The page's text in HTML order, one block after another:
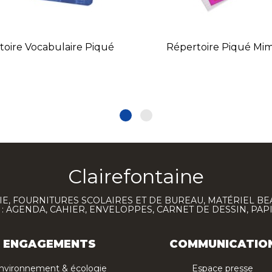
Vocabulaire Piqué
Répertoire Piqué
Clairefontaine
FOURNITURES SCOLAIRES ET DE BUREAU, MATÉRIEL
AGENDA, CAHIER, ENVELOPPES, CARNET DE DESSIN,
ENGAGEMENTS
& écologie Espace presse